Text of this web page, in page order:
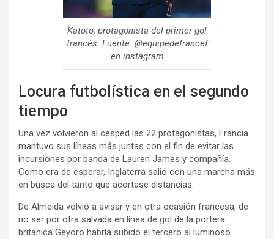
Katoto, protagonista del primer gol
francés. Fuente: @equipedefrancef
en instagram
Locura futbolística en el segundo
tiempo
Una vez volvieron al césped las 22 protagonistas, Francia
mantuvo sus líneas más juntas con el fin de evitar las
incursiones por banda de Lauren James y compañía.
Como era de esperar, Inglaterra salió con una marcha más
en busca del tanto que acortase distancias.
De Almeida volvió a avisar y en otra ocasión francesa, de
no ser por otra salvada en línea de gol de la portera
británica Geyoro habría subido el tercero al luminoso.